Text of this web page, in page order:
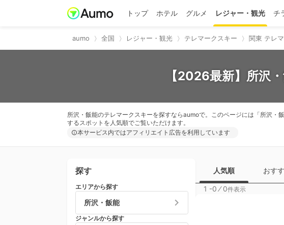
トップ ホテル グルメ レジャー・観光 チ
aumo 全国 レジャー・観光 テレマークスキー 関東 テレ
【2026最新】所沢
所沢・飯能のテレマークスキーを探すならaumoで。このページには「所沢
するスポットを人気順でご覧いただけます。
本サービス内ではアフィリエイト広告を利用しています
探す
エリアから探す
所沢・飯能
ジャンルから探す
人気順 おす
1 -0 ⁄0件表示